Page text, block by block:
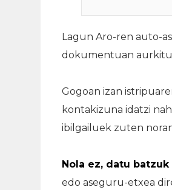
Lagun Aro-ren auto-
dokumentuan
Gogoan izan
kontakizuna idatzi
ibilgailuek zuten
Nola ez, datu
edo aseguru-etxea